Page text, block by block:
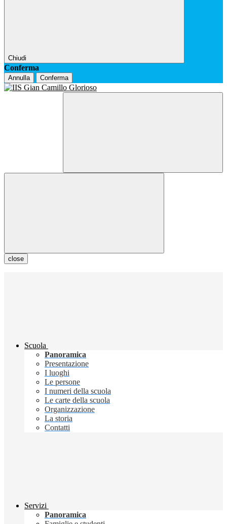
Chiudi
Conferma
Annulla Conferma
close
Scuola
Panoramica
Presentazione
I luoghi
Le persone
I numeri della scuola
Le carte della scuola
Organizzazione
La storia
Contatti
Servizi
Panoramica